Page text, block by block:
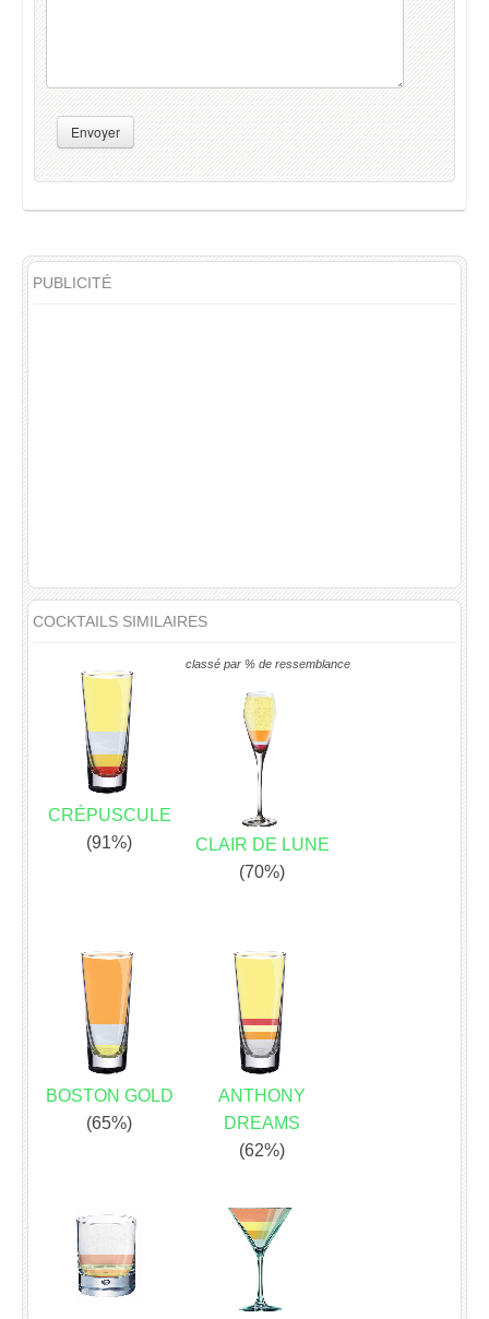
Envoyer
PUBLICITÉ
COCKTAILS SIMILAIRES
classé par % de ressemblance
CRÉPUSCULE
(91%)
CLAIR DE LUNE
(70%)
BOSTON GOLD
(65%)
ANTHONY
DREAMS
(62%)